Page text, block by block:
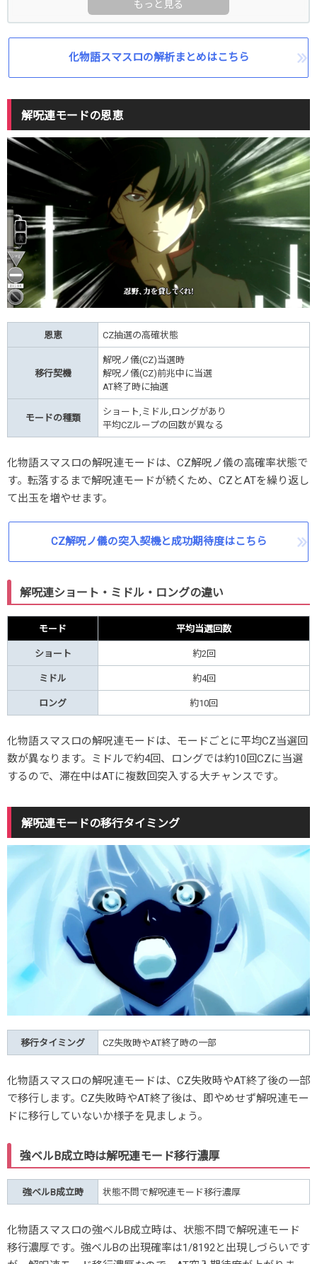
化物語スマスロの解析まとめはこちら
解呪連モードの恩恵
恩恵 CZ抽選の高確状態
移行契機
解呪ノ儀(CZ)当選時
解呪ノ儀(CZ)前兆中に当選
AT終了時に抽選
モードの種類
ショート,ミドル,ロングがあり
平均CZループの回数が異なる
化物語スマスロの解呪連モードは、CZ解呪ノ儀の高確率状態で
す。転落するまで解呪連モードが続くため、CZとATを繰り返し
て出玉を増やせます。
CZ解呪ノ儀の突入契機と成功期待度はこちら
解呪連ショート・ミドル・ロングの違い
モード 平均当選回数
ショート 約2回
ミドル 約4回
ロング 約10回
化物語スマスロの解呪連モードは、モードごとに平均CZ当選回
数が異なります。ミドルで約4回、ロングでは約10回CZに当選
するので、滞在中はATに複数回突入する大チャンスです。
解呪連モードの移行タイミング
移行タイミング CZ失敗時やAT終了時の一部
化物語スマスロの解呪連モードは、CZ失敗時やAT終了後の一部
で移行します。CZ失敗時やAT終了後は、即やめせず解呪連モー
ドに移行していないか様子を見ましょう。
強ベルB成立時は解呪連モード移行濃厚
強ベルB成立時 状態不問で解呪連モード移行濃厚
化物語スマスロの強ベルB成立時は、状態不問で解呪連モード
移行濃厚です。強ベルBの出現確率は1/8192と出現しづらいです